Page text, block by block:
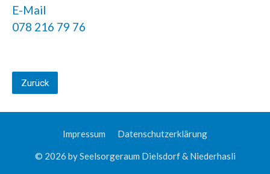
E-Mail
078 216 79 76
Zurück
Impressum Datenschutzerklärung
© 2026 by Seelsorgeraum Dielsdorf & Niederhasli